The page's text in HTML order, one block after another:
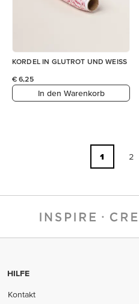
KORDEL IN GLUTROT UND WEISS
€ 6,25
In den Warenkorb
1 2
HILFE
Kontakt